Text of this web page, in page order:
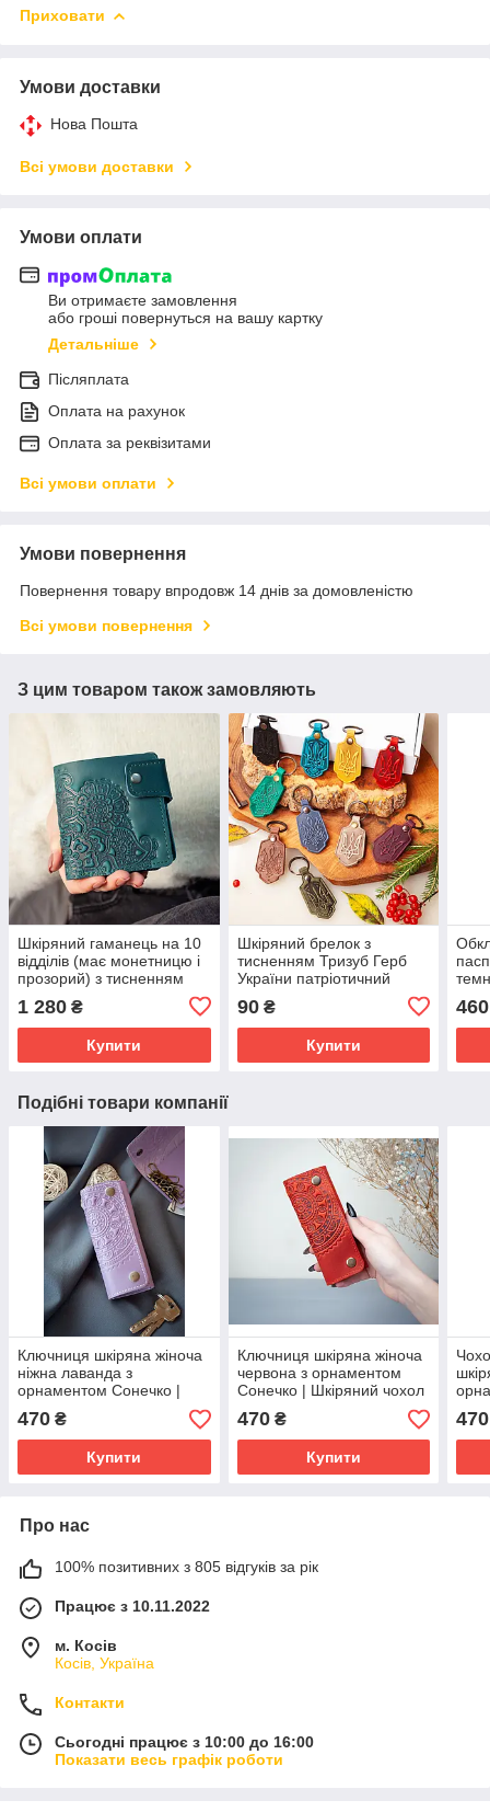
Приховати
Умови доставки
Нова Пошта
Всі умови доставки
Умови оплати
Ви отримаєте замовлення
або гроші повернуться на вашу картку
Детальніше
Післяплата
Оплата на рахунок
Оплата за реквізитами
Всі умови оплати
Умови повернення
Повернення товару впродовж 14 днів за домовленістю
Всі умови повернення
З цим товаром також замовляють
Шкіряний гаманець на 10
відділів (має монетницю і
прозорий) з тисненням
хвиля бірюзовий
1 280 ₴
Купити
Шкіряний брелок з
тисненням Тризуб Герб
України патріотичний
90₴
Купити
460
Подібні товари компанії
Ключниця шкіряна жіноча
ніжна лаванда з
орнаментом Сонечко |
Шкіряний чохол для
ключів
470 ₴
Купити
Ключниця шкіряна жіноча
червона з орнаментом
Сонечко | Шкіряний чохол
для ключів
470₴
Купити
470
Про нас
100% позитивних з 805 відгуків за рік
Працює з 10.11.2022
м. Косів
Косів, Україна
Контакти
Сьогодні працює з 10:00 до 16:00
Показати весь графік роботи